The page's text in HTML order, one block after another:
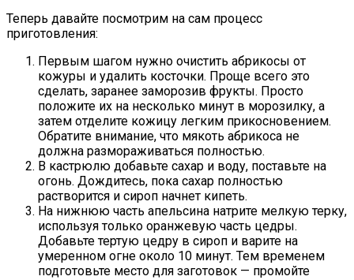
Теперь давайте посмотрим на сам процесс
приготовления:
Первым шагом нужно очистить абрикосы от
кожуры и удалить косточки. Проще всего это
сделать, заранее заморозив фрукты. Просто
положите их на несколько минут в морозилку, а
затем отделите кожицу легким прикосновением.
Обратите внимание, что мякоть абрикоса не
должна размораживаться полностью.
В кастрюлю добавьте сахар и воду, поставьте на
огонь. Дождитесь, пока сахар полностью
растворится и сироп начнет кипеть.
На нижнюю часть апельсина натрите мелкую терку,
используя только оранжевую часть цедры.
Добавьте тертую цедру в сироп и варите на
умеренном огне около 10 минут. Тем временем
подготовьте место для заготовок — промойте